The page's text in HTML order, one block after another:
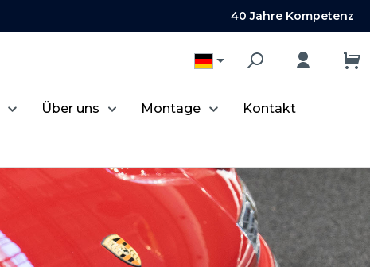
40 Jahre Kompetenz
Über uns Montage Kontakt